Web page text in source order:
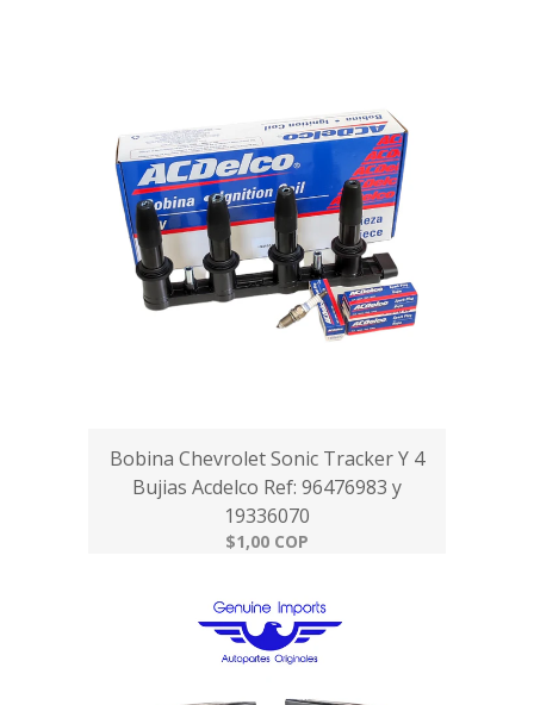
Bobina Chevrolet Sonic Tracker Y 4
Bujias Acdelco Ref: 96476983 y
19336070
$1,00 COP